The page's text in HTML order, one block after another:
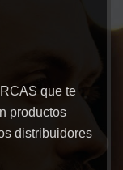
que te
productos
distribuidores